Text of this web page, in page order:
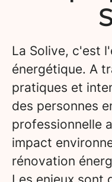
La Solive, c'est
énergétique. A
pratiques et
des personnes
professionnelle
impact
rénovation